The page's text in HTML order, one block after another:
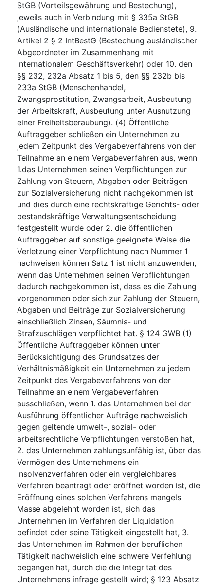
StGB (Vorteilsgewährung und Bestechung),
jeweils auch in Verbindung mit § 335a StGB
(Ausländische und internationale Bedienstete), 9.
Artikel 2 § 2 IntBestG (Bestechung ausländischer
Abgeordneter im Zusammenhang mit
internationalem Geschäftsverkehr) oder 10. den
§§ 232, 232a Absatz 1 bis 5, den §§ 232b bis
233a StGB (Menschenhandel,
Zwangsprostitution, Zwangsarbeit, Ausbeutung
der Arbeitskraft, Ausbeutung unter Ausnutzung
einer Freiheitsberaubung). (4) Öffentliche
Auftraggeber schließen ein Unternehmen zu
jedem Zeitpunkt des Vergabeverfahrens von der
Teilnahme an einem Vergabeverfahren aus, wenn
1.das Unternehmen seinen Verpflichtungen zur
Zahlung von Steuern, Abgaben oder Beiträgen
zur Sozialversicherung nicht nachgekommen ist
und dies durch eine rechtskräftige Gerichts- oder
bestandskräftige Verwaltungsentscheidung
festgestellt wurde oder 2. die öffentlichen
Auftraggeber auf sonstige geeignete Weise die
Verletzung einer Verpflichtung nach Nummer 1
nachweisen können Satz 1 ist nicht anzuwenden,
wenn das Unternehmen seinen Verpflichtungen
dadurch nachgekommen ist, dass es die Zahlung
vorgenommen oder sich zur Zahlung der Steuern,
Abgaben und Beiträge zur Sozialversicherung
einschließlich Zinsen, Säumnis- und
Strafzuschlägen verpflichtet hat. § 124 GWB (1)
Öffentliche Auftraggeber können unter
Berücksichtigung des Grundsatzes der
Verhältnismäßigkeit ein Unternehmen zu jedem
Zeitpunkt des Vergabeverfahrens von der
Teilnahme an einem Vergabeverfahren
ausschließen, wenn 1. das Unternehmen bei der
Ausführung öffentlicher Aufträge nachweislich
gegen geltende umwelt-, sozial- oder
arbeitsrechtliche Verpflichtungen verstoßen hat,
2. das Unternehmen zahlungsunfähig ist, über das
Vermögen des Unternehmens ein
Insolvenzverfahren oder ein vergleichbares
Verfahren beantragt oder eröffnet worden ist, die
Eröffnung eines solchen Verfahrens mangels
Masse abgelehnt worden ist, sich das
Unternehmen im Verfahren der Liquidation
befindet oder seine Tätigkeit eingestellt hat, 3.
das Unternehmen im Rahmen der beruflichen
Tätigkeit nachweislich eine schwere Verfehlung
begangen hat, durch die die Integrität des
Unternehmens infrage gestellt wird; § 123 Absatz